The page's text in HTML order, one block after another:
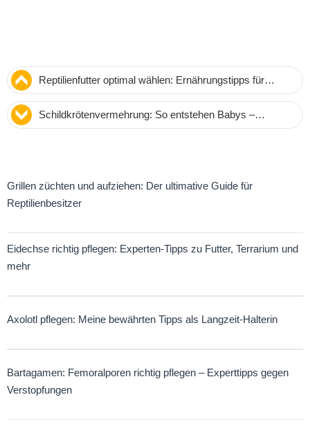
Reptilienfutter optimal wählen: Ernährungstipps für
Schlangen, Eidechsen und Schildkröten
Schildkrötenvermehrung: So entstehen Babys –
Paarung, Eiablage und Schlupf
Grillen züchten und aufziehen: Der ultimative Guide für
Reptilienbesitzer
Eidechse richtig pflegen: Experten-Tipps zu Futter, Terrarium und
mehr
Axolotl pflegen: Meine bewährten Tipps als Langzeit-Halterin
Bartagamen: Femoralporen richtig pflegen – Experttipps gegen
Verstopfungen